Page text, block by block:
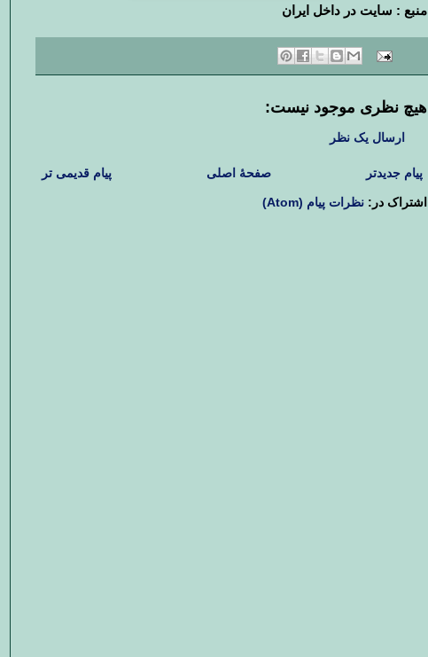
منبع : سایت در داخل ایران
هیچ نظری موجود نیست:
ارسال یک نظر
پیام جدیدتر پیام قدیمی تر صفحهٔ اصلی
اشتراک در: نظرات پیام (Atom)